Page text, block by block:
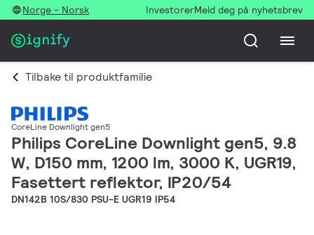
Norge - Norsk InvestorerMeld deg på nyhetsbrev
Tilbake til produktfamilie
CoreLine Downlight gen5
Philips CoreLine Downlight gen5, 9.8
W, D150 mm, 1200 lm, 3000 K, UGR19,
Fasettert reflektor, IP20/54
DN142B 10S/830 PSU-E UGR19 IP54